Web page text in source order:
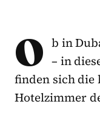
O b in
– in
finden sich die
Hotelzimmer